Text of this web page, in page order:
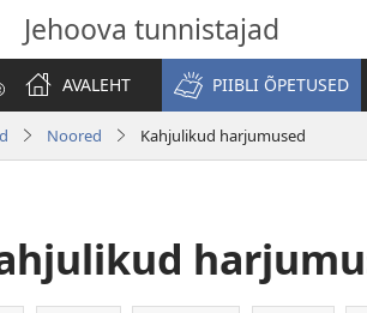
Jehoova tunnistajad
AVALEHT PIIBLI ÕPETUSED
Noored Kahjulikud harjumused